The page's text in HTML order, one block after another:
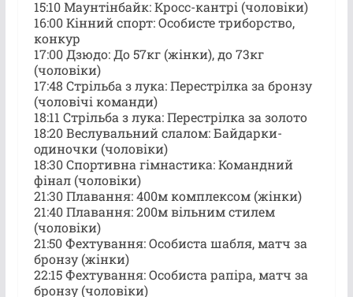
15:10 Маунтінбайк: Кросс-кантрі (чоловіки)
16:00 Кінний спорт: Особисте триборство,
конкур
17:00 Дзюдо: До 57кг (жінки), до 73кг
(чоловіки)
17:48 Стрільба з лука: Перестрілка за бронзу
(чоловічі команди)
18:11 Стрільба з лука: Перестрілка за золото
18:20 Веслувальний слалом: Байдарки-
одиночки (чоловіки)
18:30 Спортивна гімнастика: Командний
фінал (чоловіки)
21:30 Плавання: 400м комплексом (жінки)
21:40 Плавання: 200м вільним стилем
(чоловіки)
21:50 Фехтування: Особиста шабля, матч за
бронзу (жінки)
22:15 Фехтування: Особиста рапіра, матч за
бронзу (чоловіки)